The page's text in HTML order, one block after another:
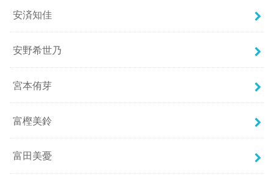
安済知佳
安野希世乃
宮本侑芽
富樫美鈴
富田美憂